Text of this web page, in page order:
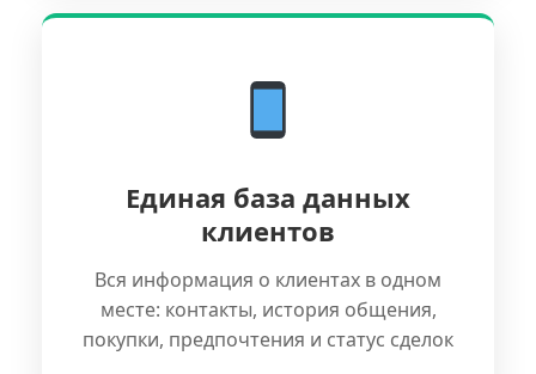
Единая база данных
клиентов
Вся информация о клиентах в одном
месте: контакты, история общения,
покупки, предпочтения и статус сделок